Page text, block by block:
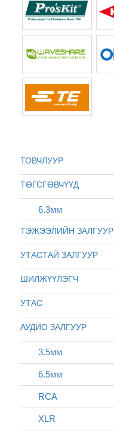
ТОВЧЛУУР
ТӨГСГӨВЧҮҮД
6.3мм
ТЭЖЭЭЛИЙН ЗАЛГУУР
УТАСТАЙ ЗАЛГУУР
ШИЛЖҮҮЛЭГЧ
УТАС
АУДИО ЗАЛГУУР
3.5мм
6.5мм
RCA
XLR